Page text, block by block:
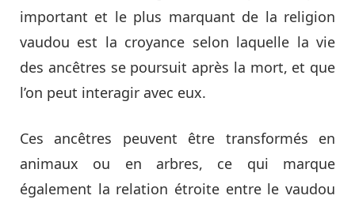
important et le plus marquant de la religion
vaudou est la croyance selon laquelle la vie
des ancêtres se poursuit après la mort, et que
l’on peut interagir avec eux.
Ces ancêtres peuvent être transformés en
animaux ou en arbres, ce qui marque
également la relation étroite entre le vaudou